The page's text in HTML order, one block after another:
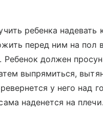
ребенка надевать
перед ним на пол
Ребенок должен
выпрямиться,
у него над
наденется на плечи.